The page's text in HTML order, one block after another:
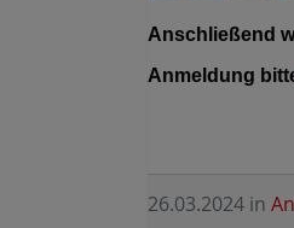
Anschließend
Anmeldung
26.03.2024 in